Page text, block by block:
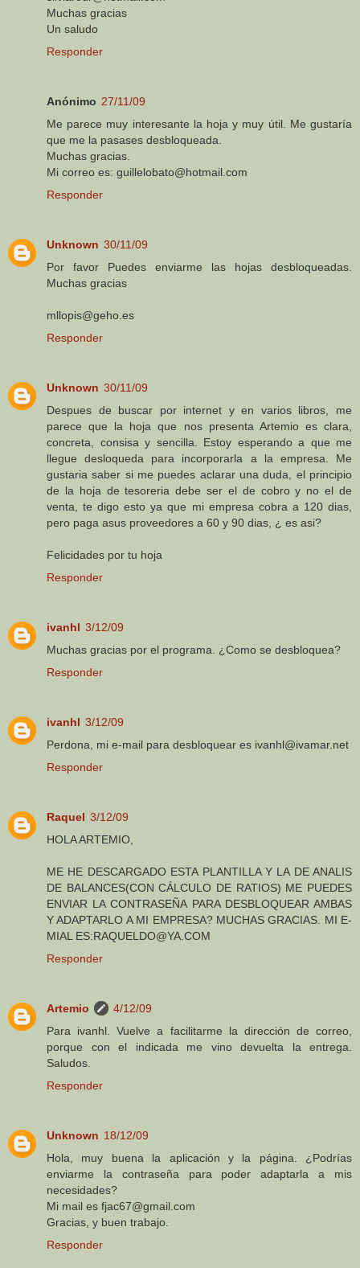
Muchas gracias
Un saludo
Responder
Anónimo 27/11/09
Me parece muy interesante la hoja y muy útil. Me gustaría
que me la pasases desbloqueada.
Muchas gracias.
Mi correo es: guillelobato@hotmail.com
Responder
Unknown 30/11/09
Por favor Puedes enviarme las hojas desbloqueadas.
Muchas gracias
mllopis@geho.es
Responder
Unknown 30/11/09
Despues de buscar por internet y en varios libros, me
parece que la hoja que nos presenta Artemio es clara,
concreta, consisa y sencilla. Estoy esperando a que me
llegue desloqueda para incorporarla a la empresa. Me
gustaria saber si me puedes aclarar una duda, el principio
de la hoja de tesoreria debe ser el de cobro y no el de
venta, te digo esto ya que mi empresa cobra a 120 dias,
pero paga asus proveedores a 60 y 90 dias, ¿ es asi?
Felicidades por tu hoja
Responder
ivanhl 3/12/09
Muchas gracias por el programa. ¿Como se desbloquea?
Responder
ivanhl 3/12/09
Perdona, mi e-mail para desbloquear es ivanhl@ivamar.net
Responder
Raquel 3/12/09
HOLA ARTEMIO,
ME HE DESCARGADO ESTA PLANTILLA Y LA DE ANALIS
DE BALANCES(CON CÁLCULO DE RATIOS) ME PUEDES
ENVIAR LA CONTRASEÑA PARA DESBLOQUEAR AMBAS
Y ADAPTARLO A MI EMPRESA? MUCHAS GRACIAS. MI E-
MIAL ES:RAQUELDO@YA.COM
Responder
Artemio
4/12/09
Para ivanhl. Vuelve a facilitarme la dirección de correo,
porque con el indicada me vino devuelta la entrega.
Saludos.
Responder
Unknown 18/12/09
Hola, muy buena la aplicación y la página. ¿Podrías
enviarme la contraseña para poder adaptarla a mis
necesidades?
Mi mail es fjac67@gmail.com
Gracias, y buen trabajo.
Responder